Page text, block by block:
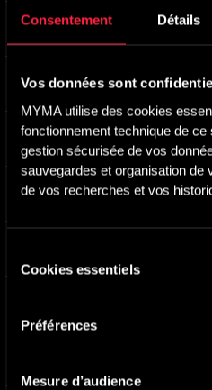
Consentement Détails
Vos données sont
MYMA utilise des cookies
fonctionnement technique de
gestion sécurisée de vos
sauvegardes et organisation de
de vos recherches et vos
duCookies essentiels
Préférences
Mesure d’audience
Eyes In The Dark -Main
Desert Walk
Thomas Didier
True Crimes -Main Version
Ben Howells
Enigmatic Entrance -
Mat Andasun